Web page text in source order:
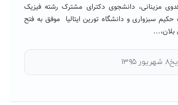
مزینانی، دانشجوی دکترای مشترک رشته فیزیک
حکیم سبزواری و دانشگاه تورین ایتالیا موفق به فتح
بلان،...
۱۳۹۵